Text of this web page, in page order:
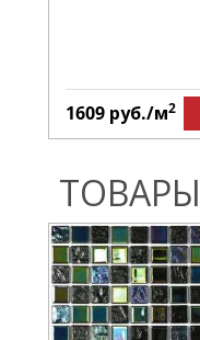
1609 руб./м2